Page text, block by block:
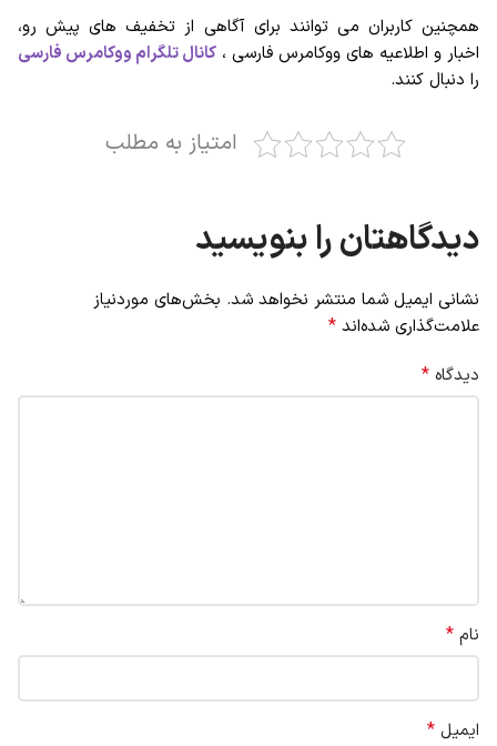
همچنین کاربران می توانند برای آگاهی از تخفیف های پیش رو،
اخبار و اطلاعیه های ووکامرس فارسی ، کانال تلگرام ووکامرس فارسی
را دنبال کنند.
امتیاز به مطلب
دیدگاهتان را بنویسید
نشانی ایمیل شما منتشر نخواهد شد. بخش‌های موردنیاز
علامت‌گذاری شده‌اند *
دیدگاه *
نام *
ایمیل *